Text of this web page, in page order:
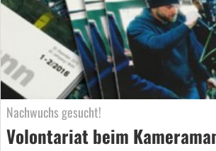
Nachwuchs gesucht!
Volontariat beim